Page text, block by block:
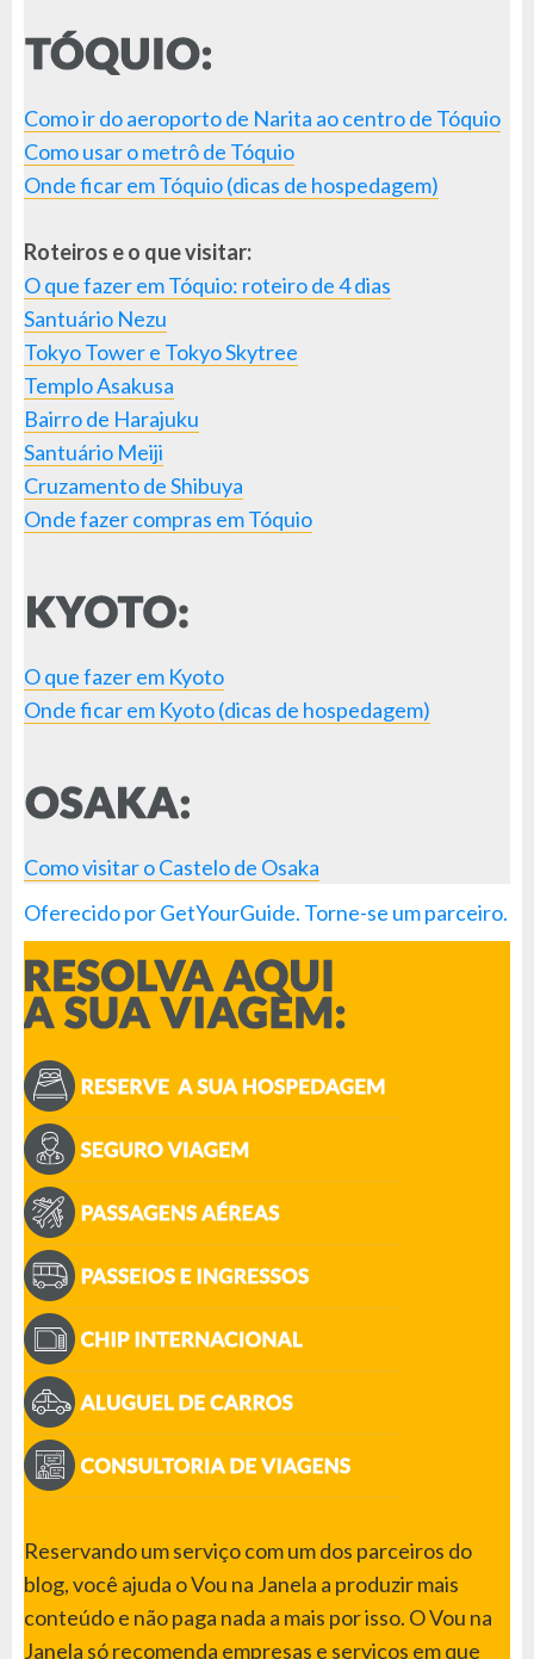
Como ir do aeroporto de Narita ao centro de Tóquio
Como usar o metrô de Tóquio
Onde ficar em Tóquio (dicas de hospedagem)
Roteiros e o que visitar:
O que fazer em Tóquio: roteiro de 4 dias
Santuário Nezu
Tokyo Tower e Tokyo Skytree
Templo Asakusa
Bairro de Harajuku
Santuário Meiji
Cruzamento de Shibuya
Onde fazer compras em Tóquio
O que fazer em Kyoto
Onde ficar em Kyoto (dicas de hospedagem)
Como visitar o Castelo de Osaka
Oferecido por GetYourGuide. Torne-se um parceiro.
Reservando um serviço com um dos parceiros do
blog, você ajuda o Vou na Janela a produzir mais
conteúdo e não paga nada a mais por isso. O Vou na
Janela só recomenda empresas e serviços em que